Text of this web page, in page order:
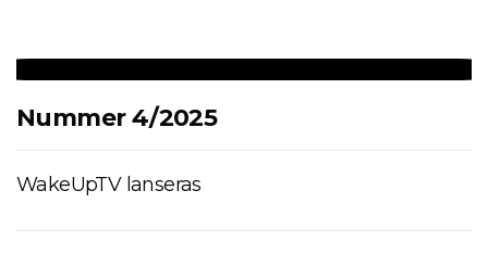
Nummer 4/2025
WakeUpTV lanseras